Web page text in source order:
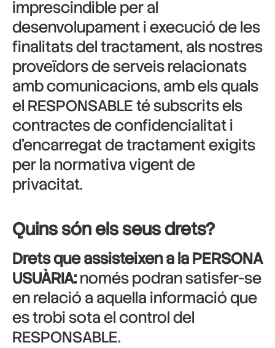
imprescindible per al
desenvolupament i execució de les
finalitats del tractament, als nostres
proveïdors de serveis relacionats
amb comunicacions, amb els quals
el RESPONSABLE té subscrits els
contractes de confidencialitat i
d’encarregat de tractament exigits
per la normativa vigent de
privacitat.
Quins són els seus drets?
Drets que assisteixen a la PERSONA
USUÀRIA:només podran satisfer-se
en relació a aquella informació que
es trobi sota el control del
RESPONSABLE.